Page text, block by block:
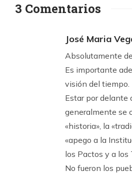
3 Comentarios
José Maria
Absolutamente
Es importante
visión del tiempo.
Estar por delante
generalmente se
«historia», la
«apego a la
los Pactos y a los
No fueron los